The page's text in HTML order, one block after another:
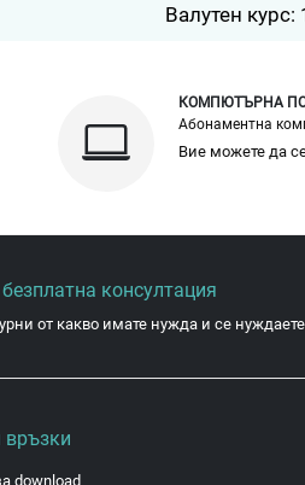
Валутен
КОМПЮТЪРНА
Абонаментна
Вие можете да
консултация
от какво имате нужда и се
връзки
download